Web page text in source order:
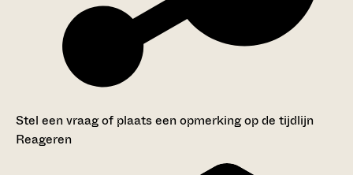
Stel een vraag of plaats een opmerking op de tijdlijn
Reageren